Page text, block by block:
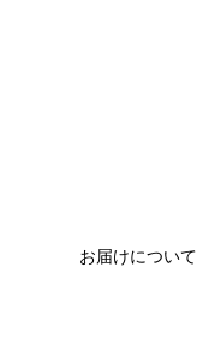
お届けについて